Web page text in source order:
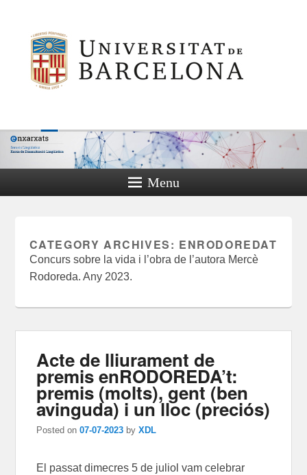
Menu
CATEGORY ARCHIVES: ENRODOREDAT
Concurs sobre la vida i l’obra de l’autora Mercè
Rodoreda. Any 2023.
Acte de lliurament de
premis enRODOREDA’t:
premis (molts), gent (ben
avinguda) i un lloc (preciós)
Posted on07-07-2023 byXDL
El passat dimecres 5 de juliol vam celebrar